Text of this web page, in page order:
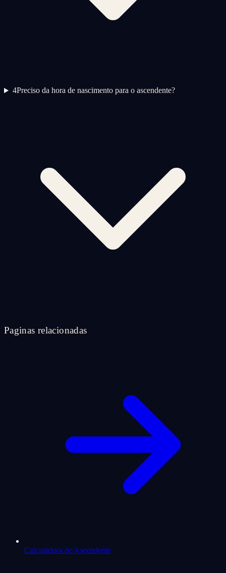
4Preciso da hora de nascimento para o ascendente?
Paginas relacionadas
Calculadora de Ascendente